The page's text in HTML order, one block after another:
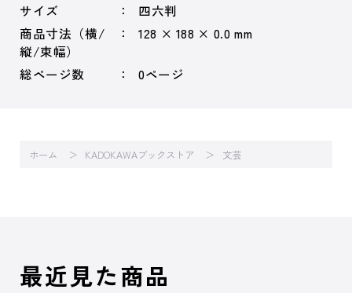
サイズ
四六判
商品寸法（横/
縦/束幅）
128 × 188 × 0.0 mm
総ページ数 0ページ
ホーム KADOKAWAブックストア 文芸
最近見た商品